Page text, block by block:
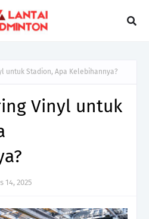
untuk Stadion, Apa Kelebihannya?
Vinyl untuk
14, 2025